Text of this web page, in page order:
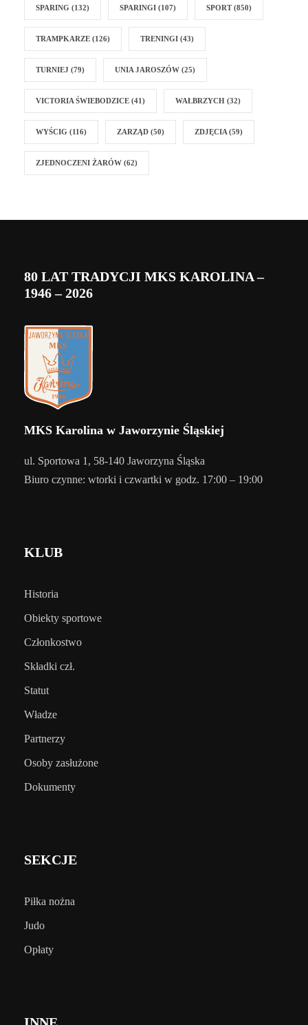
SPARING (132) SPARINGI (107) SPORT(850)
TRAMPKARZE (126) TRENINGI (43)
TURNIEJ (79) UNIA JAROSZÓW (25)
VICTORIA ŚWIEBODZICE (41) WAŁBRZYCH (32)
WYŚCIG (116) ZARZĄD (50) ZDJĘCIA (59)
ZJEDNOCZENI ŻARÓW (62)
80 LAT TRADYCJI MKS KAROLINA –
1946 – 2026
MKS Karolina w Jaworzynie Śląskiej
ul. Sportowa 1, 58-140 Jaworzyna Śląska
Biuro czynne: wtorki i czwartki w godz. 17:00 – 19:00
KLUB
Historia
Obiekty sportowe
Członkostwo
Składki czł.
Statut
Władze
Partnerzy
Osoby zasłużone
Dokumenty
SEKCJE
Piłka nożna
Judo
Opłaty